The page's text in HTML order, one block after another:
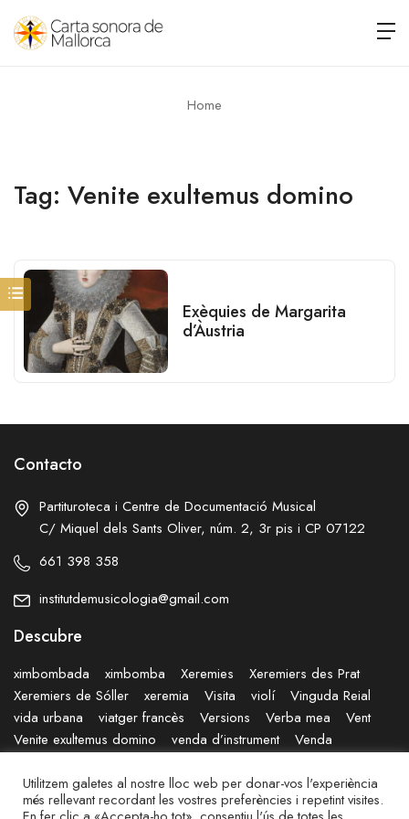
Home
Tag: Venite exultemus domino
Exèquies de Margarita
d’Àustria
Contacto
Partituroteca i Centre de Documentació Musical
C/ Miquel dels Sants Oliver, núm. 2, 3r pis i CP 07122
661 398 358
institutdemusicologia@gmail.com
Descubre
ximbombada ximbomba Xeremies
Xeremiers des Prat
Xeremiers de Sóller
xeremia Visita violí
Vinguda Reial
vida urbana
viatger francès Versions Verba mea
Vent
Venite exultemus domino
venda d’instrument
Venda
© INSTITUT DE MUSICOLOGIA PAU VILLALONGA
Utilitzem galetes al nostre lloc web per donar-vos l'experiència
més rellevant recordant les vostres preferències i repetint visites.